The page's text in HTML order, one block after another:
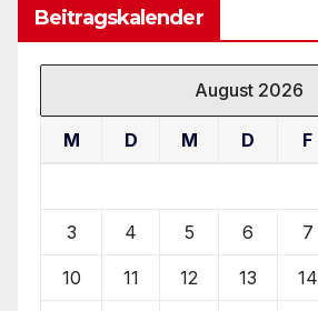
Beitragskalender
August 2026
M D M D F
3 4 5 6 7
10 11 12 13 14